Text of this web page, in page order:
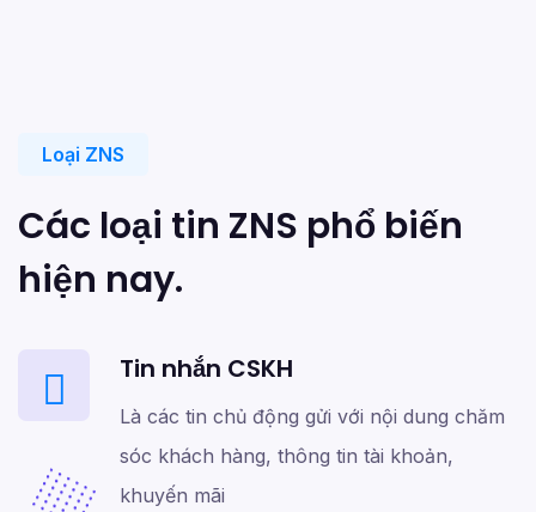
Loại ZNS
Các loại tin ZNS phổ biến
hiện nay.
Tin nhắn CSKH
Là các tin chủ động gửi với nội dung chăm
sóc khách hàng, thông tin tài khoản,
khuyến mãi